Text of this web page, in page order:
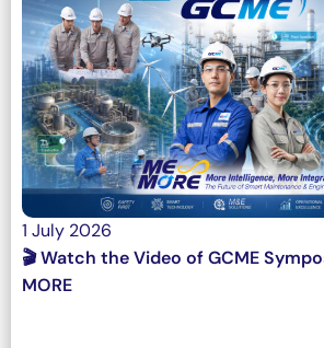
1 July 2026
🎬 Watch the Video of GCME
MORE